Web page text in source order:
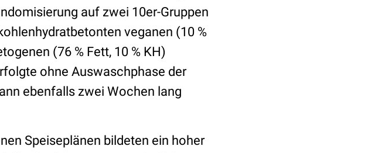
auf zwei 10er-Gruppen
veganen (10 %
(76 % Fett, 10 % KH)
ohne Auswaschphase der
ebenfalls zwei Wochen lang
Speiseplänen bildeten ein hoher